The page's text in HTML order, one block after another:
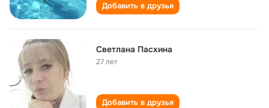
Добавить в друзья
Светлана Пасхина
27 лет
Добавить в друзья